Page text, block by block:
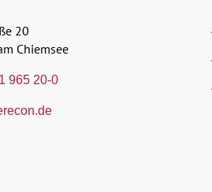
20
Chiemsee
965 20-0